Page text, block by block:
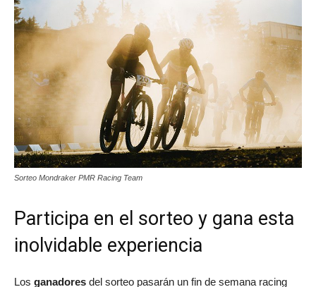
Sorteo Mondraker PMR Racing Team
Participa en el sorteo y gana esta
inolvidable experiencia
Los ganadores del sorteo pasarán un fin de semana racing